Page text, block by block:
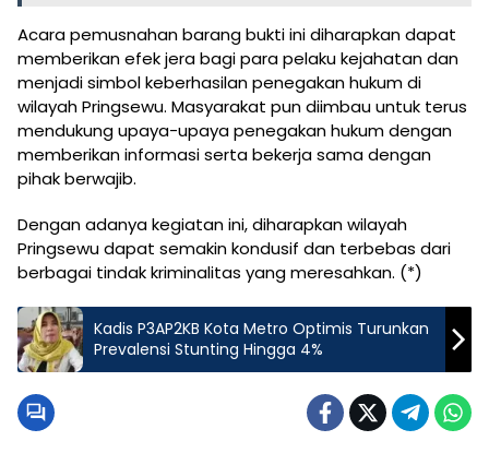
Acara pemusnahan barang bukti ini diharapkan dapat
memberikan efek jera bagi para pelaku kejahatan dan
menjadi simbol keberhasilan penegakan hukum di
wilayah Pringsewu. Masyarakat pun diimbau untuk terus
mendukung upaya-upaya penegakan hukum dengan
memberikan informasi serta bekerja sama dengan
pihak berwajib.
Dengan adanya kegiatan ini, diharapkan wilayah
Pringsewu dapat semakin kondusif dan terbebas dari
berbagai tindak kriminalitas yang meresahkan. (*)
Kadis P3AP2KB Kota Metro Optimis Turunkan
Prevalensi Stunting Hingga 4%